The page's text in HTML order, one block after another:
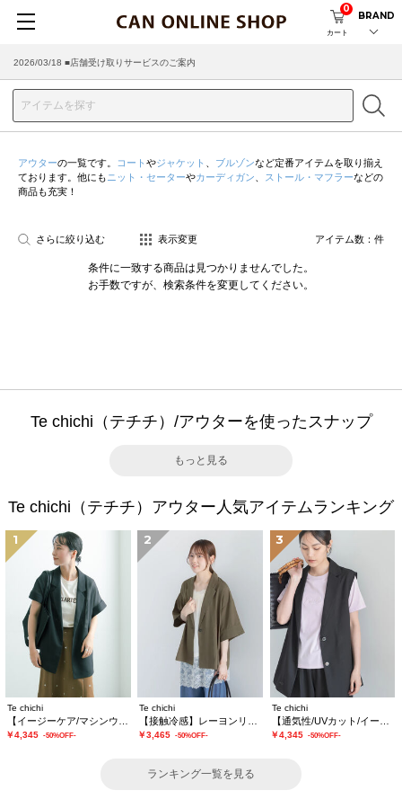
カート
0
BRAND
2026/03/18 ■店舗受け取りサービスのご案内
アウターの一覧です。 コート やジャケット ブルゾンなど定番アイテムを取り揃え
ております。他にも ニット・セーターやカーディガン ストール・マフラーなどの
商品も充実！
さらに絞り込む 表示変更 アイテム数： 件
条件に一致する商品は見つかりませんでした。
お手数ですが、検索条件を変更してください。
Te chichi（テチチ）/アウターを使ったスナップ
もっと見る
Te chichi（テチチ）アウター人気アイテムランキング
1
Te chichi
￥4,345 -50%OFF-
2
Te chichi
￥3,465 -50%OFF-
3
Te chichi
￥4,345 -50%OFF-
ランキング一覧を見る